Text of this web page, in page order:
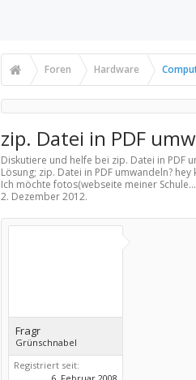
Foren Hardware
zip. Datei in PDF
Diskutiere und helfe bei zip. Datei in PDF
Lösung; zip. Datei in PDF umwandeln?
Ich möchte fotos(webseite meiner
2. Dezember 2012.
Fragr
Grünschnabel
Registriert seit: